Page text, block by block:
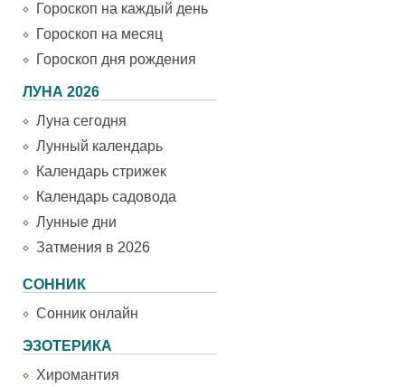
Гороскоп на каждый день
Гороскоп на месяц
Гороскоп дня рождения
ЛУНА 2026
Луна сегодня
Лунный календарь
Календарь стрижек
Календарь садовода
Лунные дни
Затмения в 2026
СОННИК
Сонник онлайн
ЭЗОТЕРИКА
Хиромантия